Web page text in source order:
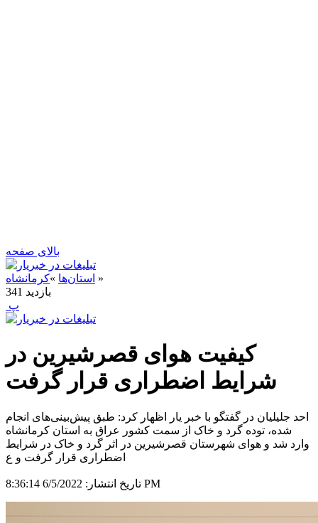
بالای صفحه
استان‌ها »کرمانشاه
»
341 بازدید
‍ پ
کیفیت هوای قصرشیرین در
شرایط اضطراری قرار گرفت
احد جلیلیان در گفتگو با خبر یار اظهار کرد: طبق پیش‌بینی‌های انجام
شده، توده گرد و خاک از سمت کشور عراق به استان کرمانشاه
وارد شد و هوای شهرستان قصرشیرین در اثر گرد و خاک در شرایط
اضطراری قرار گرفت و ع
تاریخ انتشار: 6/5/2022 8:36:14 PM